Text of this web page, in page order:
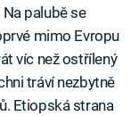
palubě se
mimo Evropu
víc než ostřílený
tráví nezbytně
Etiopská strana